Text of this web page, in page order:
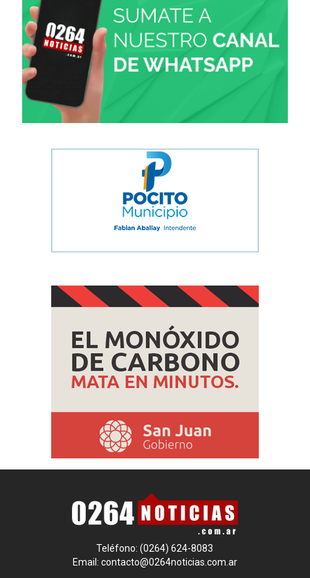
Teléfono: (0264) 624-8083
Email: contacto@0264noticias.com.ar